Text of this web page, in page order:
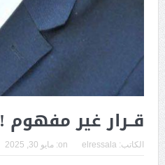
قــرار غير مفهوم !
الكاتب: elressala
on: مايو 30, 2025